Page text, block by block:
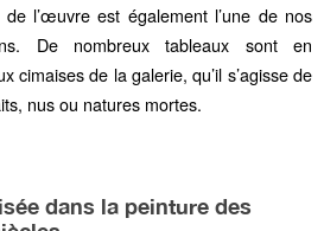
l’œuvre est également l’une de nos
De nombreux tableaux sont en
cimaises de la galerie, qu’il s’agisse de
nus ou natures mortes.
dans la peinture des